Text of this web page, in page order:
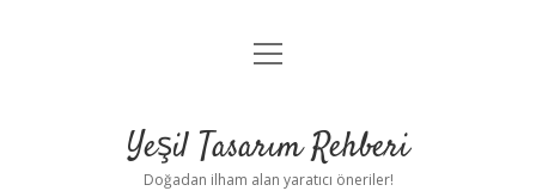
Anasayfa
Yasal Uyarı
menüyü
Yeşil Tasarım Rehberi
Doğadan ilham alan yaratıcı öneriler!